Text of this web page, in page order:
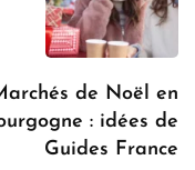
de Noël en
: idées de
Guides France